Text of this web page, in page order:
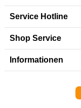
Service Hotline
Shop Service
Informationen